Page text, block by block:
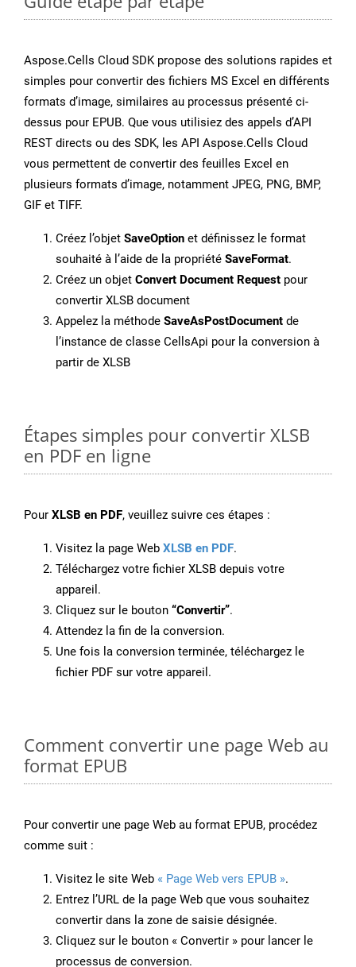
Aspose.Cells Cloud SDK propose des solutions rapides et
simples pour convertir des fichiers MS Excel en différents
formats d’image, similaires au processus présenté ci-
dessus pour EPUB. Que vous utilisiez des appels d’API
REST directs ou des SDK, les API Aspose.Cells Cloud
vous permettent de convertir des feuilles Excel en
plusieurs formats d’image, notamment JPEG, PNG, BMP,
GIF et TIFF.
Créez l’objet SaveOption et définissez le format
souhaité à l’aide de la propriété SaveFormat.
Créez un objet Convert Document Request pour
convertir XLSB document
Appelez la méthode SaveAsPostDocument de
l’instance de classe CellsApi pour la conversion à
partir de XLSB
Étapes simples pour convertir XLSB
en PDF en ligne
Pour XLSB en PDF, veuillez suivre ces étapes :
Visitez la page Web XLSB en PDF.
Téléchargez votre fichier XLSB depuis votre
appareil.
Cliquez sur le bouton “Convertir”.
Attendez la fin de la conversion.
Une fois la conversion terminée, téléchargez le
fichier PDF sur votre appareil.
Comment convertir une page Web au
format EPUB
Pour convertir une page Web au format EPUB, procédez
comme suit :
Visitez le site Web « Page Web vers EPUB ».
Entrez l’URL de la page Web que vous souhaitez
convertir dans la zone de saisie désignée.
Cliquez sur le bouton « Convertir » pour lancer le
processus de conversion.